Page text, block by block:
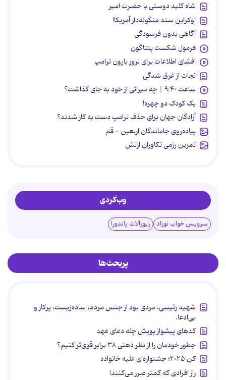
شاه کلید دوستی با حضرت امیر
اوکراین سند منگوله‌دار آمریکا!
آگاهی بدون فرسودگی
فرمول شکست پنتاگون
افشای اطلاعات برای ترور بارون ترامپ
نجات از غرق شدگی
ساعت ۹:۴۰ | چه میراثی از خود به جای گذاشت؟
یک کودک دو چهره!
آزادگان جهان برای حذف ترامپ دست به کار شدند؟
پیاده‌روی جاماندگان اربعین - قم
تمرین رزمی تکاوران ارتش
وب‌گردی
سرویس خواب نوزاد زیورآلات پاندورا
پربحث‌ها
شهید رئیسی، مردی بود از جنس مردم، ساده‌زیست، پرکار و
بی‌ادعا.
کدهای پیشواز پویش چله دعای عهد
چطور خودمان را از نظر ذهنی ۳۸ برابر قوی‌تر کنیم؟
کن ۲۰۲۵؛ جشنواره‌ای علیه خانواده
راز افرادی که کمتر ضرر می‌کنند!